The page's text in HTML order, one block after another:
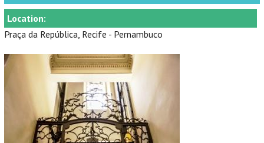
Location:
Praça da República, Recife - Pernambuco